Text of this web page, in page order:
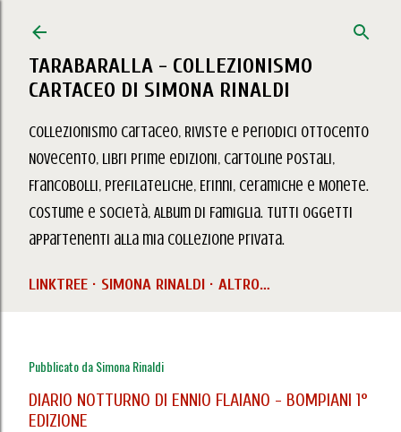
TARABARALLA - COLLEZIONISMO
CARTACEO DI SIMONA RINALDI
Collezionismo Cartaceo, Riviste e Periodici Ottocento
Novecento, Libri prime edizioni, Cartoline Postali,
Francobolli, Prefilateliche, Erinni, Ceramiche e Monete.
Costume e Società, Album di Famiglia. Tutti oggetti
appartenenti alla mia collezione privata.
LINKTREE SIMONA RINALDI ALTRO…
Pubblicato daSimona Rinaldi
DIARIO NOTTURNO DI ENNIO FLAIANO - BOMPIANI 1°
EDIZIONE